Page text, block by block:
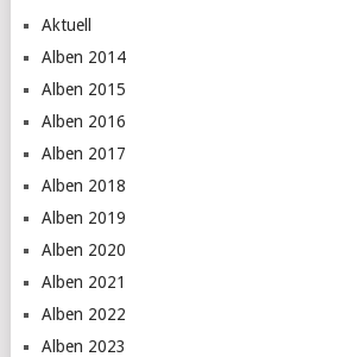
Aktuell
Alben 2014
Alben 2015
Alben 2016
Alben 2017
Alben 2018
Alben 2019
Alben 2020
Alben 2021
Alben 2022
Alben 2023